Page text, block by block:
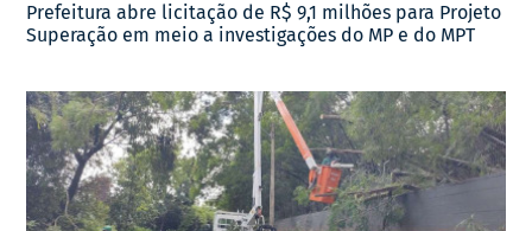
Prefeitura abre licitação de R$ 9,1 milhões para Projeto
Superação em meio a investigações do MP e do MPT